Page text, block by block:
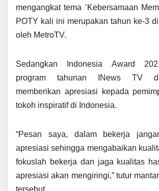
mengangkat tema ‘Kebersamaan
POTY kali ini merupakan tahun ke-3
oleh MetroTV.
Sedangkan Indonesia Award
program tahunan INews TV
memberikan apresiasi kepada
tokoh inspiratif di Indonesia.
“Pesan saya, dalam bekerja
apresiasi sehingga mengabaikan
fokuslah bekerja dan jaga kualitas
apresiasi akan mengiringi,” tutur
tersebut.